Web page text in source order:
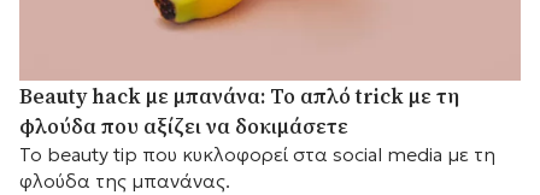
Beauty hack με μπανάνα: Το απλό trick με τη
φλούδα που αξίζει να δοκιμάσετε
Το beauty tip που κυκλοφορεί στα social media με τη
φλούδα της μπανάνας.